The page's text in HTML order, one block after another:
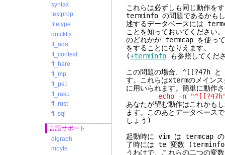
syntax
textprop
filetype
quickfix
ft_ada
ft_context
ft_hare
ft_mp
ft_ps1
ft_raku
ft_rust
ft_sql
言語サポート
digraph
mbyte
これらは必ずしも同じ動作を
terminfo の問題であるかもし
述するデータベースには
ことを知っておいてください
のどれかが termcap を使っ
をすることになりえます。
(+terminfo も参照してくだ
この問題の場合、^[[?47h と
す。これらはxtermのメイン
に用いられます。簡単に動作
echo -n "^[[?47h";
あなたが望む動作はこれか
ます。このあとデータベース
しょう)
起動時に vim は termcap
了時には te 変数 (terminfo
うわけで、これらの二つの変